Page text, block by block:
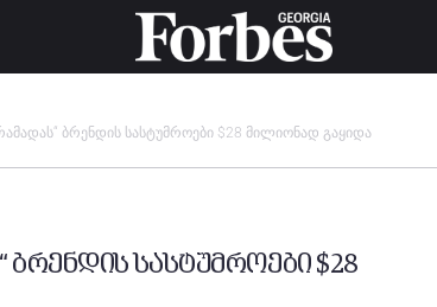
ბრენდის სასტუმროები $28 მილიონად გაყიდა
ბრენდის სასტუმროები $28